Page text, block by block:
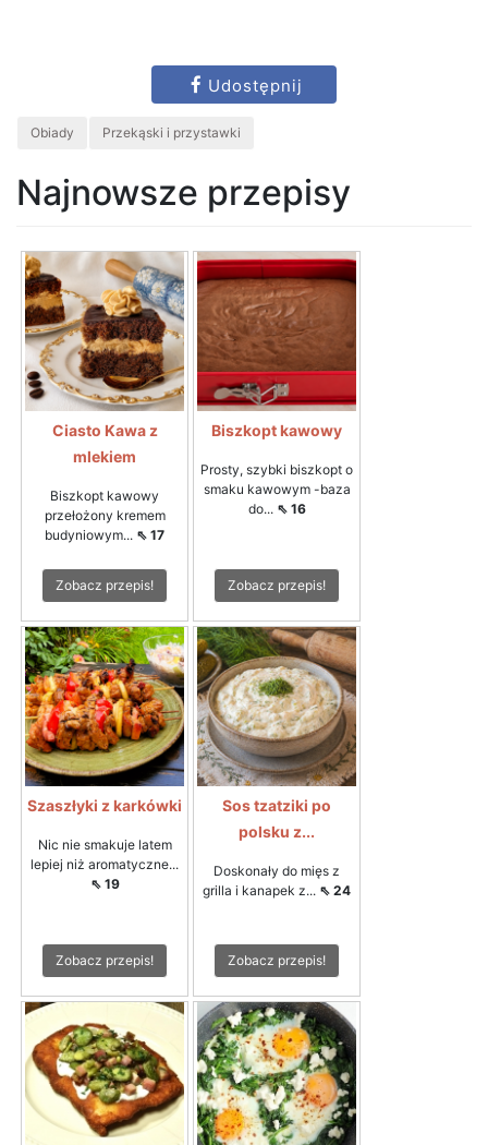
Udostępnij
Obiady Przekąski i przystawki
Najnowsze przepisy
Ciasto Kawa z
mlekiem
Biszkopt kawowy
przełożony kremem
budyniowym... ⇖ 17
Zobacz przepis!
Biszkopt kawowy
Prosty, szybki biszkopt o
smaku kawowym -baza
do... ⇖ 16
Zobacz przepis!
Szaszłyki z karkówki
Nic nie smakuje latem
lepiej niż aromatyczne...
⇖ 19
Zobacz przepis!
Sos tzatziki po
polsku z...
Doskonały do mięs z
grilla i kanapek z... ⇖ 24
Zobacz przepis!